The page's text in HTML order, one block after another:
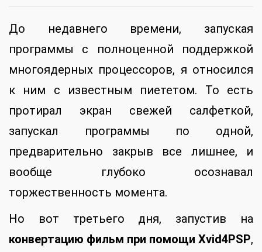
До недавнего времени, запуская
программы с полноценной поддержкой
многоядерных процессоров, я относился
к ним с известным пиететом. То есть
протирал экран свежей салфеткой,
запускал программы по одной,
предварительно закрыв все лишнее, и
вообще глубоко осознавал
торжественность момента.
Но вот третьего дня, запустив на
конвертацию фильм при помощи Xvid4PSP,